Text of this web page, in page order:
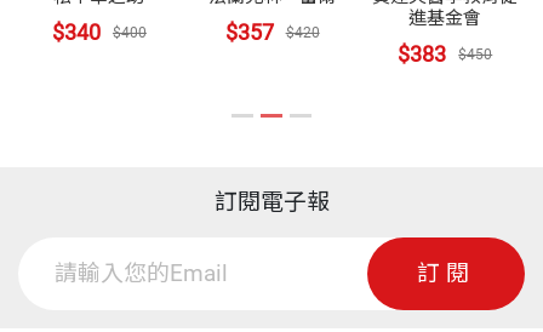
$340 $400 $357 $420
進基金會
$383 $450
訂閱電子報
訂閱